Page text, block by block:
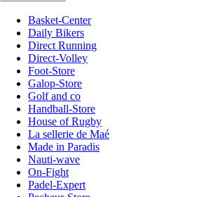
Basket-Center
Daily Bikers
Direct Running
Direct-Volley
Foot-Store
Galop-Store
Golf and co
Handball-Store
House of Rugby
La sellerie de Maé
Made in Paradis
Nauti-wave
On-Fight
Padel-Expert